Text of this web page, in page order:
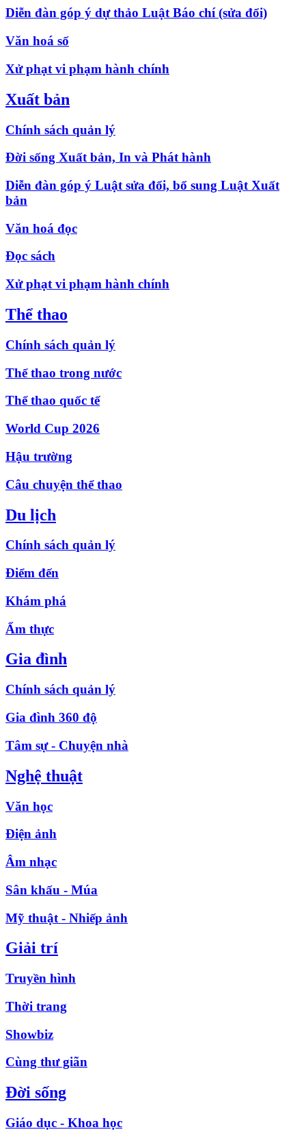
Diễn đàn góp ý dự thảo Luật Báo chí (sửa đổi)
Văn hoá số
Xử phạt vi phạm hành chính
Xuất bản
Chính sách quản lý
Đời sống Xuất bản, In và Phát hành
Diễn đàn góp ý Luật sửa đổi, bổ sung Luật Xuất
bản
Văn hoá đọc
Đọc sách
Xử phạt vi phạm hành chính
Thể thao
Chính sách quản lý
Thể thao trong nước
Thể thao quốc tế
World Cup 2026
Hậu trường
Câu chuyện thể thao
Du lịch
Chính sách quản lý
Điểm đến
Khám phá
Ẩm thực
Gia đình
Chính sách quản lý
Gia đình 360 độ
Tâm sự - Chuyện nhà
Nghệ thuật
Văn học
Điện ảnh
Âm nhạc
Sân khấu - Múa
Mỹ thuật - Nhiếp ảnh
Giải trí
Truyền hình
Thời trang
Showbiz
Cùng thư giãn
Đời sống
Giáo dục - Khoa học